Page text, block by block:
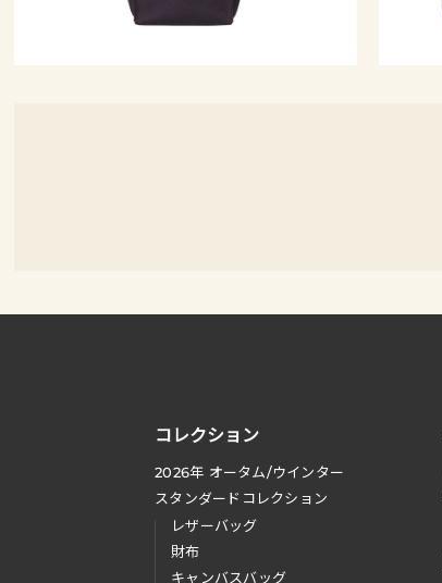
コレクション
2026年 オータム/ウインター
スタンダードコレクション
レザーバッグ
財布
キャンバスバッグ